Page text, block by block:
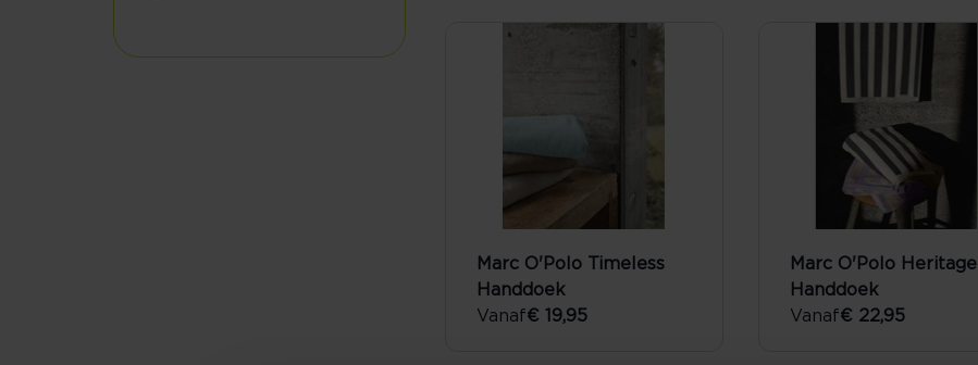
Marc O'Polo Timeless
Handdoek
Vanaf€ 19,95
Marc O'Polo Heritage
Handdoek
Vanaf€ 22,95